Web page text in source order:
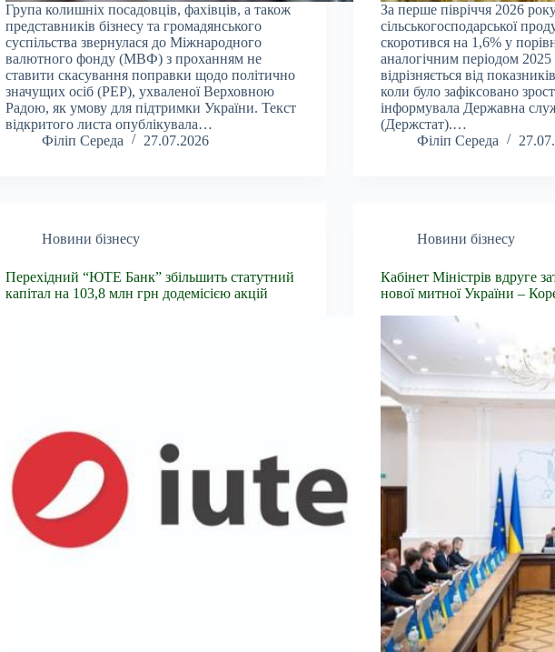
Група колишніх посадовців, фахівців, а також
представників бізнесу та громадянського
суспільства звернулася до Міжнародного
валютного фонду (МВФ) з проханням не
ставити скасування поправки щодо політично
значущих осіб (PEP), ухваленої Верховною
Радою, як умову для підтримки України. Текст
відкритого листа опублікувала…
Філіп Середа
27.07.2026
За перше півріччя 2026
сільськогосподарської
скоротився на 1,6% у
аналогічним періодом
відрізняється від
коли було зафіксовано
інформувала Державна
(Держстат).…
Філіп Середа
Новини бізнесу
Перехідний “ЮТЕ Банк” збільшить статутний
капітал на 103,8 млн грн додемісією акцій
Новини бізнесу
Кабінет Міністрів вдруге
нової митної України –